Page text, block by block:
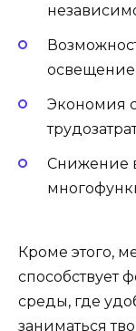
Экономия
Снижение
Кроме этого,
способствует
среды, где
заниматься